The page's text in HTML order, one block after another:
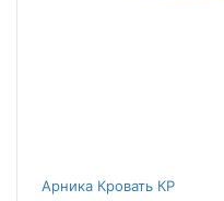
Арника Кровать КР